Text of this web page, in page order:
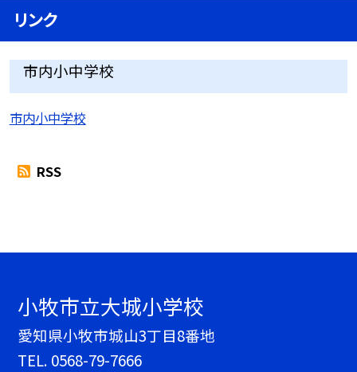
リンク
市内小中学校
市内小中学校
RSS
小牧市立大城小学校
愛知県小牧市城山3丁目8番地
TEL. 0568-79-7666